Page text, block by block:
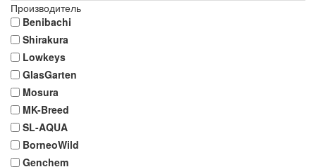
Производитель
Benibachi
Shirakura
Lowkeys
GlasGarten
Mosura
MK-Breed
SL-AQUA
BorneoWild
Genchem